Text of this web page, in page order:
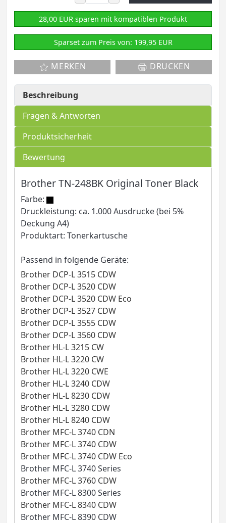
28,00 EUR sparen mit kompatiblen Produkt
Sparset zum Preis von: 199,95 EUR
MERKEN DRUCKEN
Beschreibung
Fragen & Antworten
Produktsicherheit
Bewertung
Brother TN-248BK Original Toner Black
Farbe:
Druckleistung: ca. 1.000 Ausdrucke (bei 5%
Deckung A4)
Produktart: Tonerkartusche
Passend in folgende Geräte:
Brother DCP-L 3515 CDW
Brother DCP-L 3520 CDW
Brother DCP-L 3520 CDW Eco
Brother DCP-L 3527 CDW
Brother DCP-L 3555 CDW
Brother DCP-L 3560 CDW
Brother HL-L 3215 CW
Brother HL-L 3220 CW
Brother HL-L 3220 CWE
Brother HL-L 3240 CDW
Brother HL-L 8230 CDW
Brother HL-L 3280 CDW
Brother HL-L 8240 CDW
Brother MFC-L 3740 CDN
Brother MFC-L 3740 CDW
Brother MFC-L 3740 CDW Eco
Brother MFC-L 3740 Series
Brother MFC-L 3760 CDW
Brother MFC-L 8300 Series
Brother MFC-L 8340 CDW
Brother MFC-L 8390 CDW